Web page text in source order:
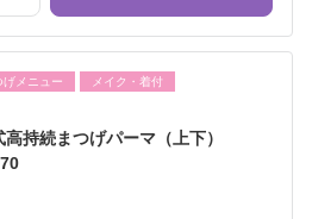
げメニュー
メイク・着付
持続まつげパーマ（上下）